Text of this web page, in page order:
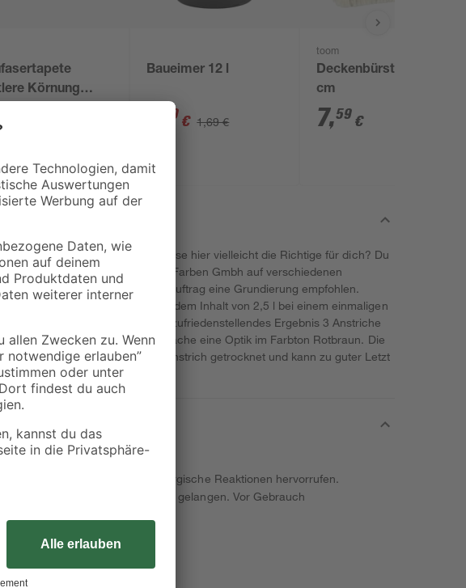
Körnung
Baueimer 12 l
49 € 1,69 €
toom
Deckenbürste 17 x 7
cm
7,59 €
erfüllen viele Funktionen. Ist diese hier vielleicht die Richtige für dich? Du
von Wilckens Farben Gmbh auf verschiedenen
verwenden. Dabei wird vor dem Auftrag eine Grundierung empfohlen.
von bis zu 25 m² lassen sich mit dem Inhalt von 2,5 l bei einem einmaligen
Beachte aber, dass für ein zufriedenstellendes Ergebnis 3 Anstriche
Anstrichmittel verleiht der Oberfläche eine Optik im Farbton Rotbraun. Die
ist 72 Stunden nach dem Anstrich getrocknet und kann zu guter Letzt
überstrichen werden.
2H-Isothiazol-3-on. Kann allergische Reaktionen hervorrufen.
nicht in die Hände von Kindern gelangen. Vor Gebrauch